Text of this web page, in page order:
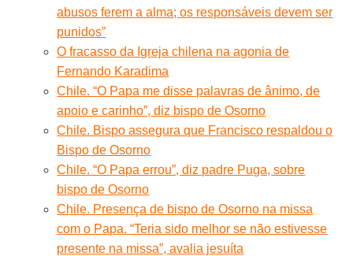
abusos ferem a alma; os responsáveis devem ser
punidos”
O fracasso da Igreja chilena na agonia de
Fernando Karadima
Chile. “O Papa me disse palavras de ânimo, de
apoio e carinho”, diz bispo de Osorno
Chile. Bispo assegura que Francisco respaldou o
Bispo de Osorno
Chile. “O Papa errou”, diz padre Puga, sobre
bispo de Osorno
Chile. Presença de bispo de Osorno na missa
com o Papa. “Teria sido melhor se não estivesse
presente na missa”, avalia jesuíta